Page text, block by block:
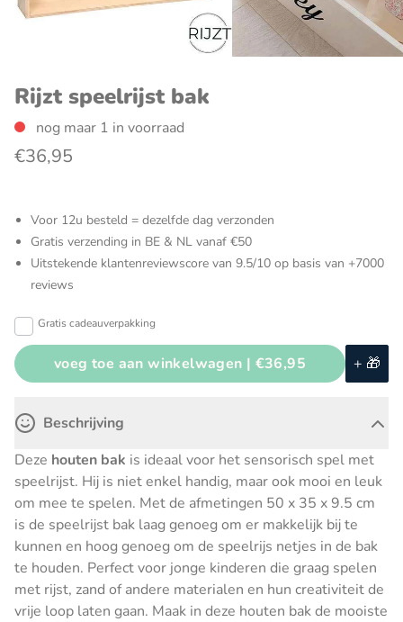
Rijzt speelrijst bak
nog maar 1 in voorraad
€36,95
Voor 12u besteld = dezelfde dag verzonden
Gratis verzending in BE & NL vanaf €50
Uitstekende klantenreviewscore van 9.5/10 op basis van +7000
reviews
Gratis cadeauverpakking
voeg toe aan winkelwagen | €36,95 + 🎁
Beschrijving
Deze houten bak is ideaal voor het sensorisch spel met
speelrijst. Hij is niet enkel handig, maar ook mooi en leuk
om mee te spelen. Met de afmetingen 50 x 35 x 9.5 cm
is de speelrijst bak laag genoeg om er makkelijk bij te
kunnen en hoog genoeg om de speelrijs netjes in de bak
te houden. Perfect voor jonge kinderen die graag spelen
met rijst, zand of andere materialen en hun creativiteit de
vrije loop laten gaan. Maak in deze houten bak de mooiste